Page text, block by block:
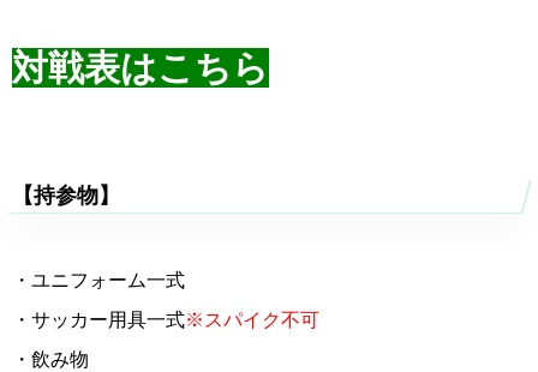
対戦表はこちら
【持参物】
・ユニフォーム一式
・サッカー用具一式※スパイク不可
・飲み物